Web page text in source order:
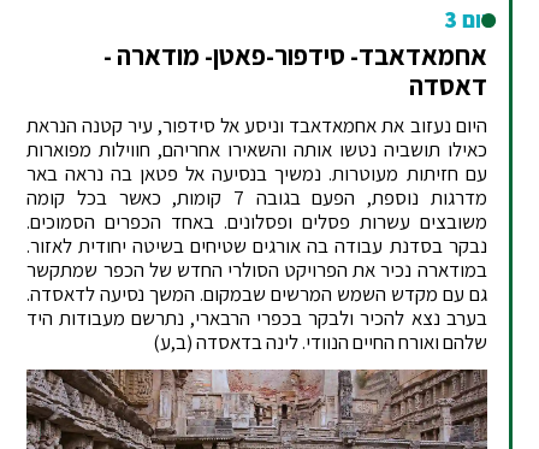
יום 3
אחמאדאבד- סידפור-פאטן- מודארה -
דאסדה
היום נעזוב את אחמאדאבד וניסע אל סידפור, עיר קטנה הנראת
כאילו תושביה נטשו אותה והשאירו אחריהם, חווילות מפוארות
עם חזיתות מעוטרות. נמשיך בנסיעה אל פטאן בה נראה באר
מדרגות נוספת, הפעם בגובה 7 קומות, כאשר בכל קומה
משובצים עשרות פסלים ופסלונים. באחד הכפרים הסמוכים.
נבקר בסדנת עבודה בה אורגים שטיחים בשיטה יחודית לאזור.
במודארה נכיר את הפרויקט הסולרי החדש של הכפר שמתקשר
גם עם מקדש השמש המרשים שבמקום. המשך נסיעה לדאסדה.
בערב נצא להכיר ולבקר בכפרי הרבארי, נתרשם מעבודות היד
שלהם ואורח החיים הנוודי. לינה בדאסדה (ב,ע)